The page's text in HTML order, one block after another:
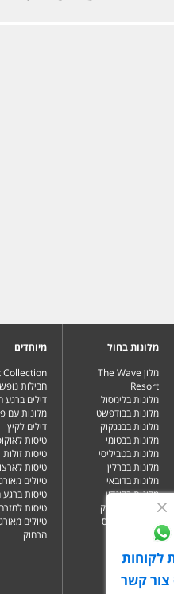
לקוחות
צור קשר
מלונות בחול
מלון The Wave
Resort
מלונות בלימסול
מלונות בבודפשט
מלונות בבנגקוק
מלונות בבטומי
מלונות בטביליסי
מלונות בברלין
מלונות בדובאי
מלונות בלונדון
מלונות בניו יורק
מלונות בפאפוס
מיוחדים
Collection
חבילות
דילים ברגע
מלונות עם
דילים לקיץ
טיסות
טיסות זולות
טיסות
טיולים
טיסות ברגע
טיסות
טיולים
הרחוק